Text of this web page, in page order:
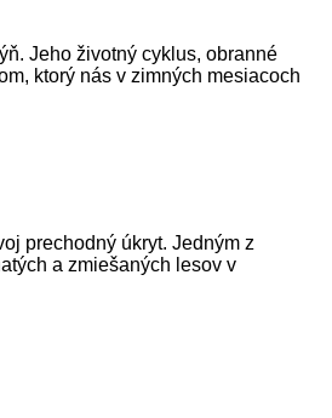
Jeho životný cyklus, obranné
ktorý nás v zimných mesiacoch
prechodný úkryt. Jedným z
a zmiešaných lesov v